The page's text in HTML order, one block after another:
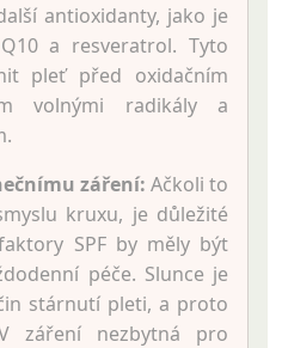
antioxidanty, jako je
a resveratrol. Tyto
pleť před oxidačním
volnými radikály a
záření: Ačkoli to
kruxu, je důležité
SPF by měly být
péče. Slunce je
stárnutí pleti, a proto
záření nezbytná pro